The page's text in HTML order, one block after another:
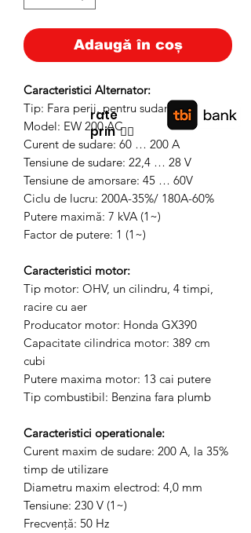
Adaugă în coș
Caracteristici Alternator:
Tip: Fara perii, pentru sudare în c.a.
Model: EW 200 AC
Curent de sudare: 60 … 200 A
Tensiune de sudare: 22,4 … 28 V
Tensiune de amorsare: 45 … 60V
Ciclu de lucru: 200A-35%/ 180A-60%
Putere maximă: 7 kVA (1~)
Factor de putere: 1 (1~)
Caracteristici motor:
Tip motor: OHV, un cilindru, 4 timpi,
racire cu aer
Producator motor: Honda GX390
Capacitate cilindrica motor: 389 cm
cubi
Putere maxima motor: 13 cai putere
Tip combustibil: Benzina fara plumb
Caracteristici operationale:
Curent maxim de sudare: 200 A, la 35%
timp de utilizare
Diametru maxim electrod: 4,0 mm
Tensiune: 230 V (1~)
Frecvenţă: 50 Hz
rate
prin👉🏿